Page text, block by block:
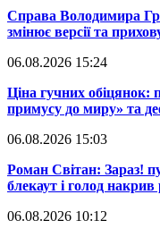
​Справа Володимира
змінює версії та
06.08.2026 15:24
​Ціна гучних обіцянок:
примусу до миру» та
06.08.2026 15:03
​Роман Світан: Зараз!
блекаут і голод
06.08.2026 10:12